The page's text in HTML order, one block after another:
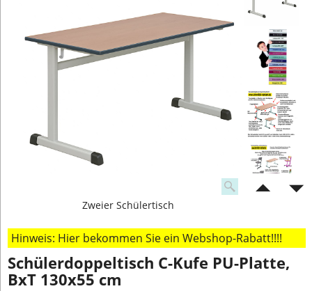
Zweier Schülertisch
Hinweis: Hier bekommen Sie ein Webshop-Rabatt!!!!
Schülerdoppeltisch C-Kufe PU-Platte,
BxT 130x55 cm